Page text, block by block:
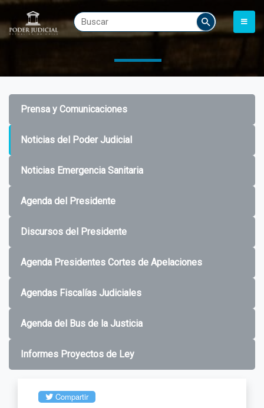
Prensa y Comunicaciones
Noticias del Poder Judicial
Noticias Emergencia Sanitaria
Agenda del Presidente
Discursos del Presidente
Agenda Presidentes Cortes de Apelaciones
Agendas Fiscalías Judiciales
Agenda del Bus de la Justicia
Informes Proyectos de Ley
Compartir